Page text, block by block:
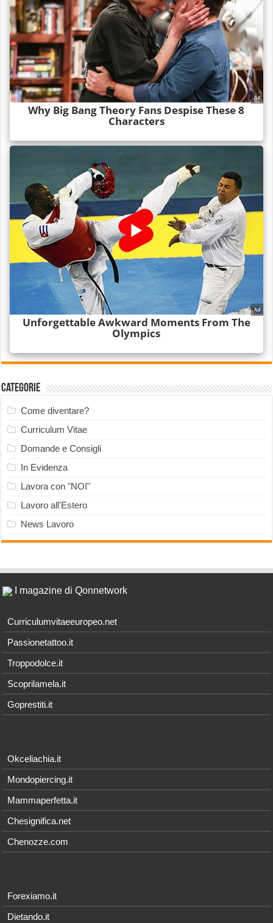
Categorie
Come diventare?
Curriculum Vitae
Domande e Consigli
In Evidenza
Lavora con "NOI"
Lavoro all'Estero
News Lavoro
I magazine di Qonnetwork
Curriculumvitaeeuropeo.net
Passionetattoo.it
Troppodolce.it
Scoprilamela.it
Goprestiti.it
Okceliachia.it
Mondopiercing.it
Mammaperfetta.it
Chesignifica.net
Chenozze.com
Forexiamo.it
Dietando.it